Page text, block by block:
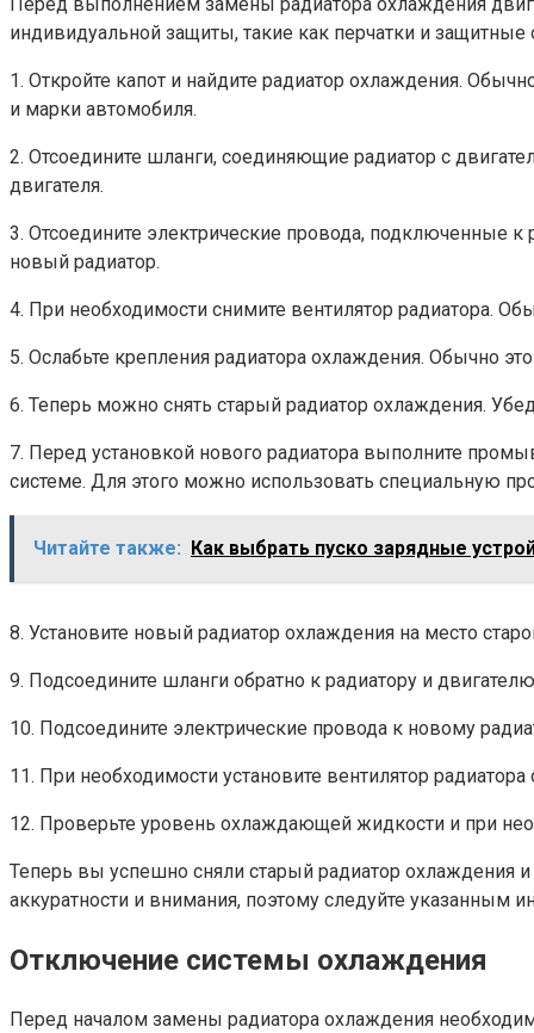
Перед выполнением замены радиатора охлаждения
индивидуальной защиты, такие как перчатки и защитные
1. Откройте капот и найдите радиатор охлаждения.
и марки автомобиля.
2. Отсоедините шланги, соединяющие радиатор с
двигателя.
3. Отсоедините электрические провода, подключенные
новый радиатор.
4. При необходимости снимите вентилятор радиатора.
5. Ослабьте крепления радиатора охлаждения. Обычно
6. Теперь можно снять старый радиатор охлаждения.
7. Перед установкой нового радиатора выполните
системе. Для этого можно использовать специальную
Читайте также: Как выбрать пуско зарядные
8. Установите новый радиатор охлаждения на место
9. Подсоедините шланги обратно к радиатору и
10. Подсоедините электрические провода к новому
11. При необходимости установите вентилятор
12. Проверьте уровень охлаждающей жидкости и при
Теперь вы успешно сняли старый радиатор охлаждения
аккуратности и внимания, поэтому следуйте указанным
Отключение системы охлаждения
Перед началом замены радиатора охлаждения